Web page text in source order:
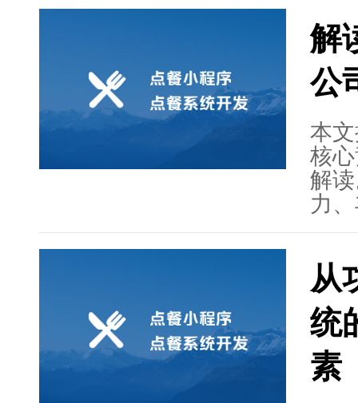
择
开
持
解
公
本
核
解
力
续
术
个
从
统
素